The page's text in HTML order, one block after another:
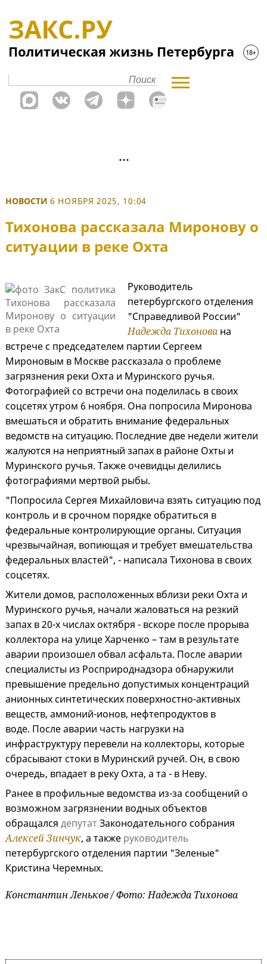
НОВОСТИ 6 НОЯБРЯ 2025, 10:04
Тихонова рассказала Миронову о
ситуации в реке Охта
Руководитель
петербургского отделения
"Справедливой России"
Надежда Тихонована
встрече с председателем партии Сергеем
Мироновым в Москве рассказала о проблеме
загрязнения реки Охта и Муринского ручья.
Фотографией со встречи она поделилась в своих
соцсетях утром 6 ноября. Она попросила Миронова
вмешаться и обратить внимание федеральных
ведомств на ситуацию. Последние две недели жители
жалуются на неприятный запах в районе Охты и
Муринского ручья. Также очевидцы делились
фотографиями мертвой рыбы.
"Попросила Сергея Михайловича взять ситуацию под
контроль и в срочном порядке обратиться в
федеральные контролирующие органы. Ситуация
чрезвычайная, вопиющая и требует вмешательства
федеральных властей", - написала Тихонова в своих
соцсетях.
Жители домов, расположенных вблизи реки Охта и
Муринского ручья, начали жаловаться на резкий
запах в 20-х числах октября - вскоре после прорыва
коллектора на улице Харченко – там в результате
аварии произошел обвал асфальта. После аварии
специалисты из Росприроднадзора обнаружили
превышение предельно допустимых концентраций
анионных синтетических поверхностно-активных
веществ, аммоний-ионов, нефтепродуктов в
воде. После аварии часть нагрузки на
инфраструктуру перевели на коллекторы, которые
сбрасывают стоки в Муринский ручей. Он, в свою
очередь, впадает в реку Охта, а та - в Неву.
Ранее в профильные ведомства из-за сообщений о
возможном загрязнении водных объектов
обращался депутатЗаконодательного собрания
Алексей Зинчук, а также руководитель
петербургского отделения партии "Зеленые"
Кристина Черемных.
Константин Леньков / Фото: Надежда Тихонова